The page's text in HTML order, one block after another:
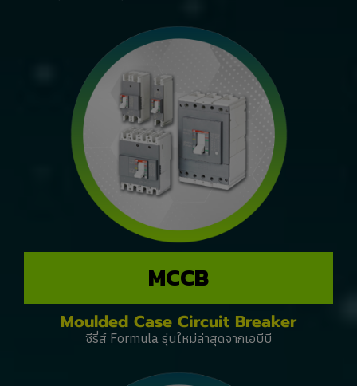
MCCB
Moulded Case Circuit Breaker
ซีรี่ส์ Formula รุ่นใหม่ล่าสุดจากเอบีบี